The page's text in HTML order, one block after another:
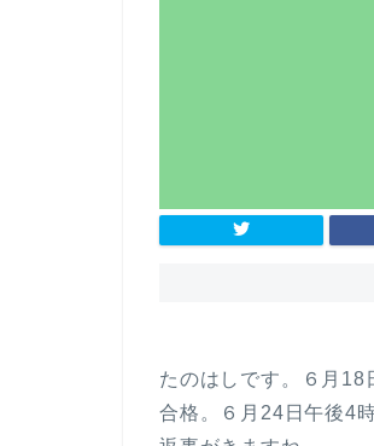
たのはしです。６月18
合格。６月24日午後4